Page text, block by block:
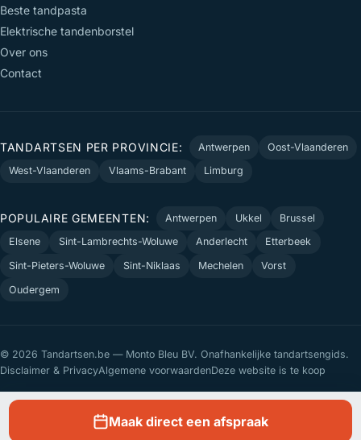
Beste tandpasta
Elektrische tandenborstel
Over ons
Contact
TANDARTSEN PER PROVINCIE: Antwerpen
Oost-Vlaanderen
West-Vlaanderen
Vlaams-Brabant Limburg
POPULAIRE GEMEENTEN: Antwerpen Ukkel
Brussel
Elsene
Sint-Lambrechts-Woluwe Anderlecht
Etterbeek
Sint-Pieters-Woluwe
Sint-Niklaas Mechelen
Vorst
Oudergem
© 2026 Tandartsen.be — Monto Bleu BV. Onafhankelijke tandartsengids.
Disclaimer & PrivacyAlgemene voorwaardenDeze website is te koop
Maak direct een afspraak